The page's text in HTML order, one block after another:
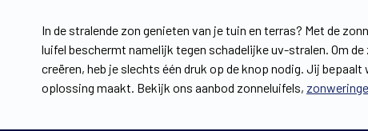
In de stralende zon genieten van je tuin en terras? Met de
luifel beschermt namelijk tegen schadelijke uv-stralen. Om
creëren, heb je slechts één druk op de knop nodig. Jij
oplossing maakt. Bekijk ons aanbod zonneluifels,